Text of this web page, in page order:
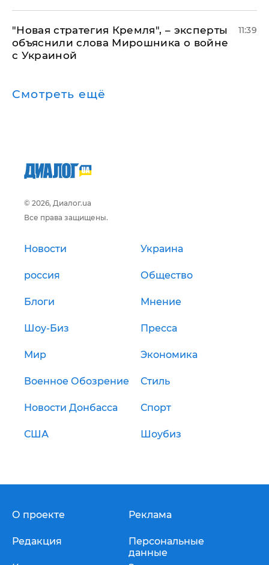
"Новая стратегия Кремля", – эксперты
объяснили слова Мирошника о войне
с Украиной
11:39
Смотреть ещё
© 2026, Диалог.ua
Все права защищены.
Новости Украина
россия Общество
Блоги Мнение
Шоу-Биз Пресса
Мир Экономика
Военное Обозрение Стиль
Новости Донбасса Спорт
США Шоубиз
О проекте
Редакция
Реклама
Персональные
данные